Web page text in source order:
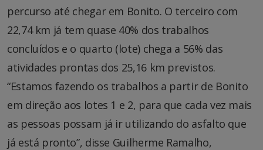
percurso até chegar em Bonito. O terceiro com
22,74 km já tem quase 40% dos trabalhos
concluídos e o quarto (lote) chega a 56% das
atividades prontas dos 25,16 km previstos.
“Estamos fazendo os trabalhos a partir de Bonito
em direção aos lotes 1 e 2, para que cada vez mais
as pessoas possam já ir utilizando do asfalto que
já está pronto”, disse Guilherme Ramalho,